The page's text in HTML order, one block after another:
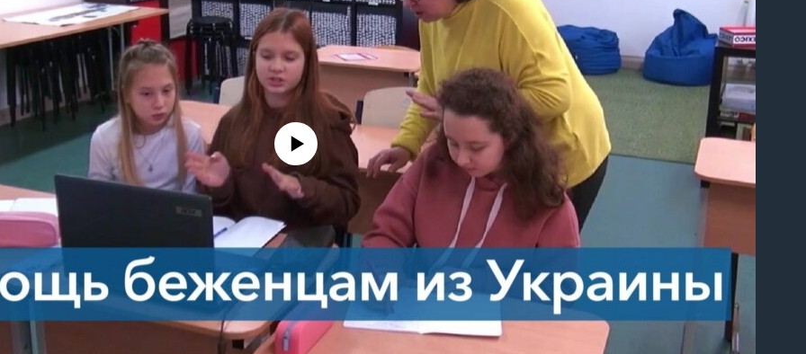
No media source currently available